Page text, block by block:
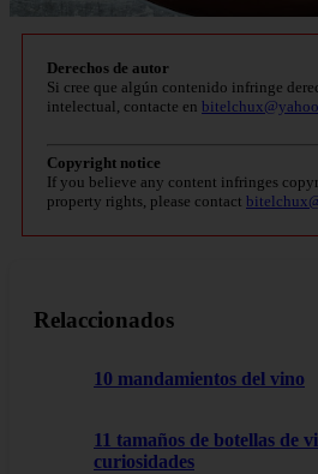
Derechos de autor
Si cree que algún contenido infringe
intelectual, contacte en
Copyright notice
If you believe any content infringes
property rights, please contact
Relaccionados
10 mandamientos del vino
11 tamaños de botellas de
curiosidades